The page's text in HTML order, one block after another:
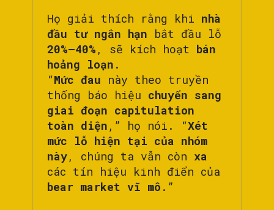
Họ giải thích rằng khi nhà
đầu tư ngắn hạn bắt đầu lỗ
20%–40% , sẽ kích hoạt bán
hoảng loạn .
“Mức đau này theo truyền
thống báo hiệu chuyển sang
giai đoạn capitulation
toàn diện ,” họ nói. “Xét
mức lỗ hiện tại của nhóm
này, chúng ta vẫn còn xa
các tín hiệu kinh điển của
bear market vĩ mô .”